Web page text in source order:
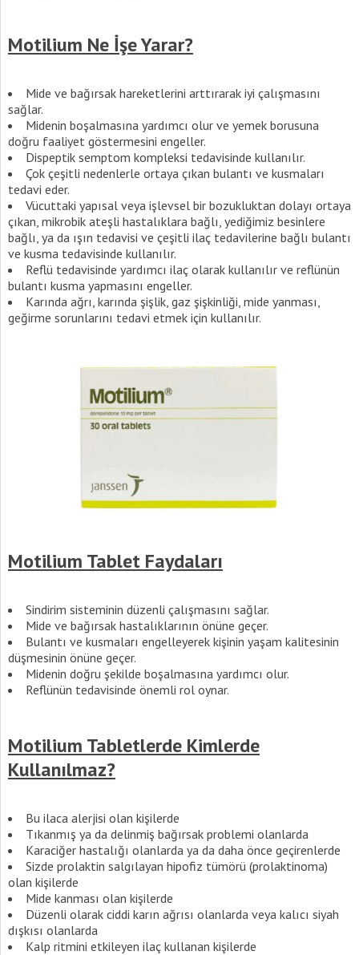
Motilium Ne İşe Yarar?
Mide ve bağırsak hareketlerini arttırarak iyi çalışmasını
sağlar.
Midenin boşalmasına yardımcı olur ve yemek borusuna
doğru faaliyet göstermesini engeller.
Dispeptik semptom kompleksi tedavisinde kullanılır.
Çok çeşitli nedenlerle ortaya çıkan bulantı ve kusmaları
tedavi eder.
Vücuttaki yapısal veya işlevsel bir bozukluktan dolayı ortaya
çıkan, mikrobik ateşli hastalıklara bağlı, yediğimiz besinlere
bağlı, ya da ışın tedavisi ve çeşitli ilaç tedavilerine bağlı bulantı
ve kusma tedavisinde kullanılır.
Reflü tedavisinde yardımcı ilaç olarak kullanılır ve reflünün
bulantı kusma yapmasını engeller.
Karında ağrı, karında şişlik, gaz şişkinliği, mide yanması,
geğirme sorunlarını tedavi etmek için kullanılır.
Motilium Tablet Faydaları
Sindirim sisteminin düzenli çalışmasını sağlar.
Mide ve bağırsak hastalıklarının önüne geçer.
Bulantı ve kusmaları engelleyerek kişinin yaşam kalitesinin
düşmesinin önüne geçer.
Midenin doğru şekilde boşalmasına yardımcı olur.
Reflünün tedavisinde önemli rol oynar.
Motilium Tabletlerde Kimlerde
Kullanılmaz?
Bu ilaca alerjisi olan kişilerde
Tıkanmış ya da delinmiş bağırsak problemi olanlarda
Karaciğer hastalığı olanlarda ya da daha önce geçirenlerde
Sizde prolaktin salgılayan hipofiz tümörü (prolaktinoma)
olan kişilerde
Mide kanması olan kişilerde
Düzenli olarak ciddi karın ağrısı olanlarda veya kalıcı siyah
dışkısı olanlarda
Kalp ritmini etkileyen ilaç kullanan kişilerde